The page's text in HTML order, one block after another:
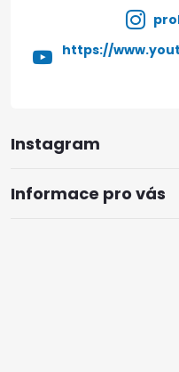
Instagram
Informace pro vás
https://